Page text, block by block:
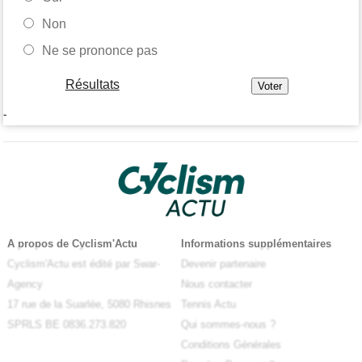
Non
Ne se prononce pas
Résultats
-
A propos de Cyclism'Actu
Cyclism'Actu est édité par Swar-
Agency
17 rue de la Suarlée, 5080 Rhisnes
SPRLS BE 0836.273.820
Informations supplémentaires
Devenir partenaire
Nous contacter
Tennis Actu
Qui sommes-nous ?
Conditions Générales